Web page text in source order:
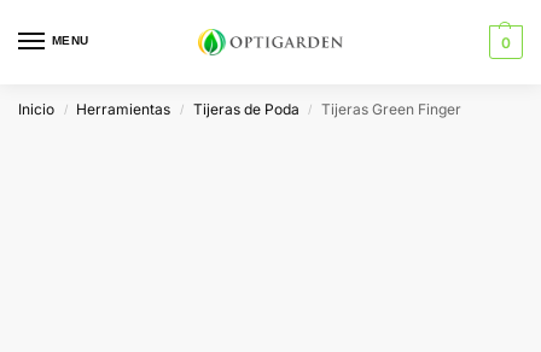
MENU 0
Inicio / Herramientas / Tijeras de Poda / Tijeras Green Finger